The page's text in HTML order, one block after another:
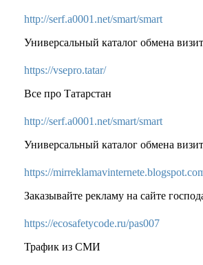
http://serf.a0001.net/smart/smart
Универсальный каталог обмена
https://vsepro.tatar/
Все про Татарстан
http://serf.a0001.net/smart/smart
Универсальный каталог обмена
https://
Заказывайте рекламу на сайте
https://ecosafetycode.ru/pas007
Трафик из СМИ